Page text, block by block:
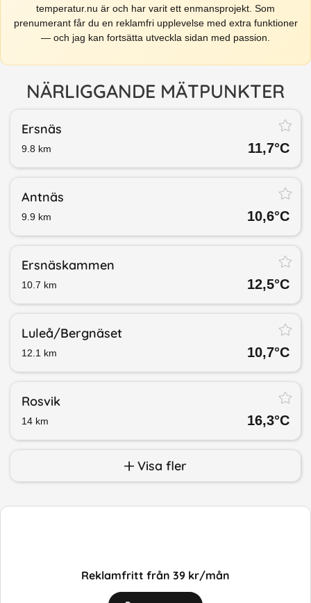
temperatur.nu är och har varit ett enmansprojekt. Som
prenumerant får du en reklamfri upplevelse med extra funktioner
— och jag kan fortsätta utveckla sidan med passion.
NÄRLIGGANDE MÄTPUNKTER
Ersnäs
9.8 km 11,7°C
Antnäs
9.9 km 10,6°C
Ersnäskammen
10.7 km 12,5°C
Luleå/​Bergnäset
12.1 km 10,7°C
Rosvik
14 km 16,3°C
Visa fler
Reklamfritt från 39 kr/mån